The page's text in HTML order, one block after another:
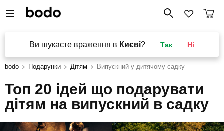
Ви шукаєте враження в Києві? Так Ні
bodo Подарунки Дітям Випускний у дитячому садку
Топ 20 ідей що подарувати
дітям на випускний в садку